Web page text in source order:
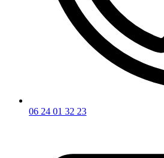
06 24 01 32 23